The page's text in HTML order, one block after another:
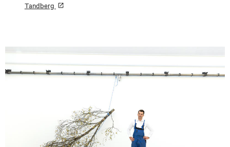
Tandberg